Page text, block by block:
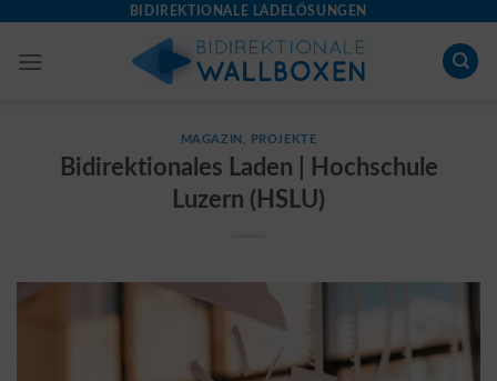
content
BIDIREKTIONALE LADELÖSUNGEN
MAGAZIN PROJEKTE
Bidirektionales Laden | Hochschule
Luzern (HSLU)